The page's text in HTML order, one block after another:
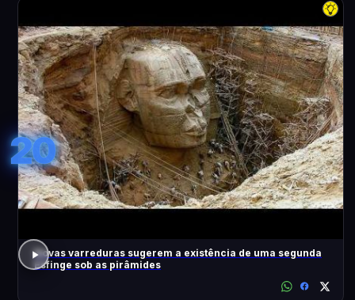
20
Novas varreduras sugerem a existência de uma segunda
Esfinge sob as pirâmides